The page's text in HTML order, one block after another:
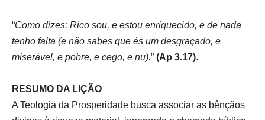
“Como dizes: Rico sou, e estou enriquecido, e de nada
tenho falta (e não sabes que és um desgraçado, e
miserável, e pobre, e cego, e nu).” (Ap 3.17).
RESUMO DA LIÇÃO
A Teologia da Prosperidade busca associar as bênçãos